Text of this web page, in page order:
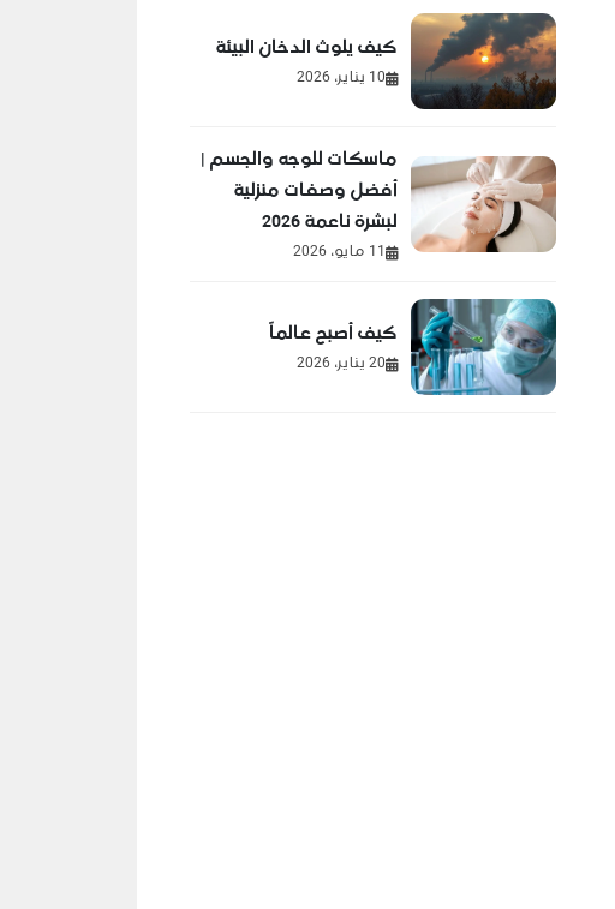
كيف يلوث الدخان البيئة
10 يناير، 2026
ماسكات للوجه والجسم |
أفضل وصفات منزلية
لبشرة ناعمة 2026
11 مايو، 2026
كيف أصبح عالماً
20 يناير، 2026